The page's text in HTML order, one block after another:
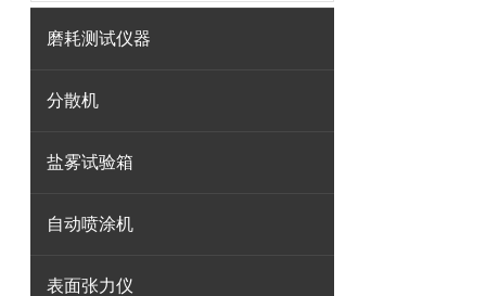
磨耗测试仪器
分散机
盐雾试验箱
自动喷涂机
表面张力仪